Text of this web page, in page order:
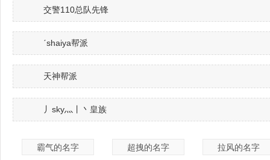
交警110总队先锋
ˊshaiya帮派
天神帮派
丿sky灬丨丶皇族
霸气的名字 超拽的名字 拉风的名字